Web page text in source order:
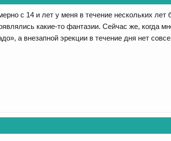
с 14 и лет у меня в течение нескольких
какие-то фантазии. Сейчас же, когда
а внезапной эрекции в течение дня нет